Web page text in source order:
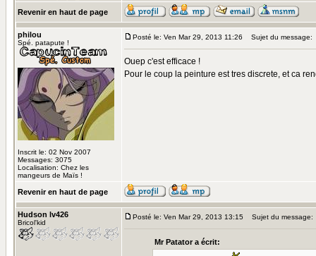
Revenir en haut de page
philou
Spé. patapute !
Inscrit le: 02 Nov 2007
Messages: 3075
Localisation: Chez les
mangeurs de Maïs !
Posté le: Ven Mar 29, 2013 11:26 Sujet du message:
Ouep c'est efficace !
Pour le coup la peinture est tres discrete, et ca
Revenir en haut de page
Hudson lv426
Bricol'kid
Posté le: Ven Mar 29, 2013 13:15 Sujet du message:
Mr Patator a écrit: